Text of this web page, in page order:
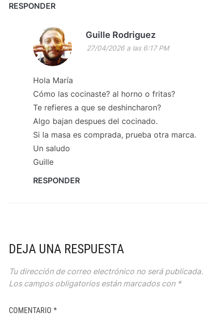
RESPONDER
Guille Rodriguez
27/04/2026 a las 6:17 PM
Hola María
Cómo las cocinaste? al horno o fritas?
Te refieres a que se deshincharon?
Algo bajan despues del cocinado.
Si la masa es comprada, prueba otra marca.
Un saludo
Guille
RESPONDER
DEJA UNA RESPUESTA
Tu dirección de correo electrónico no será publicada.
Los campos obligatorios están marcados con *
COMENTARIO *